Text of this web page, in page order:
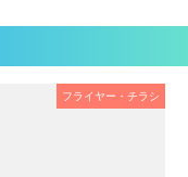
フライヤー・チラシ